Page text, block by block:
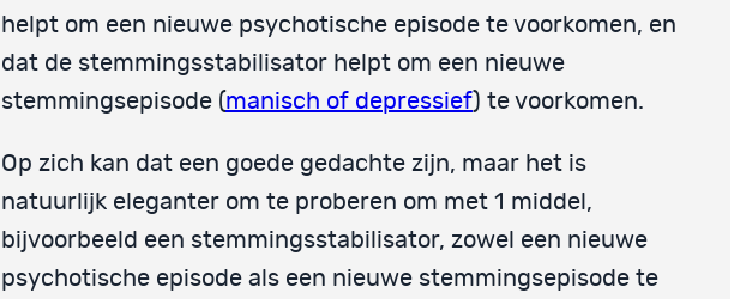
helpt om een nieuwe psychotische episode te voorkomen, en
dat de stemmingsstabilisator helpt om een nieuwe
stemmingsepisode (manisch of depressief) te voorkomen.
Op zich kan dat een goede gedachte zijn, maar het is
natuurlijk eleganter om te proberen om met 1 middel,
bijvoorbeeld een stemmingsstabilisator, zowel een nieuwe
psychotische episode als een nieuwe stemmingsepisode te